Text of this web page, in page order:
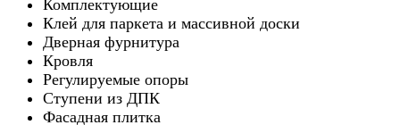
Комплектующие
Клей для паркета и массивной доски
Дверная фурнитура
Кровля
Регулируемые опоры
Ступени из ДПК
Фасадная плитка